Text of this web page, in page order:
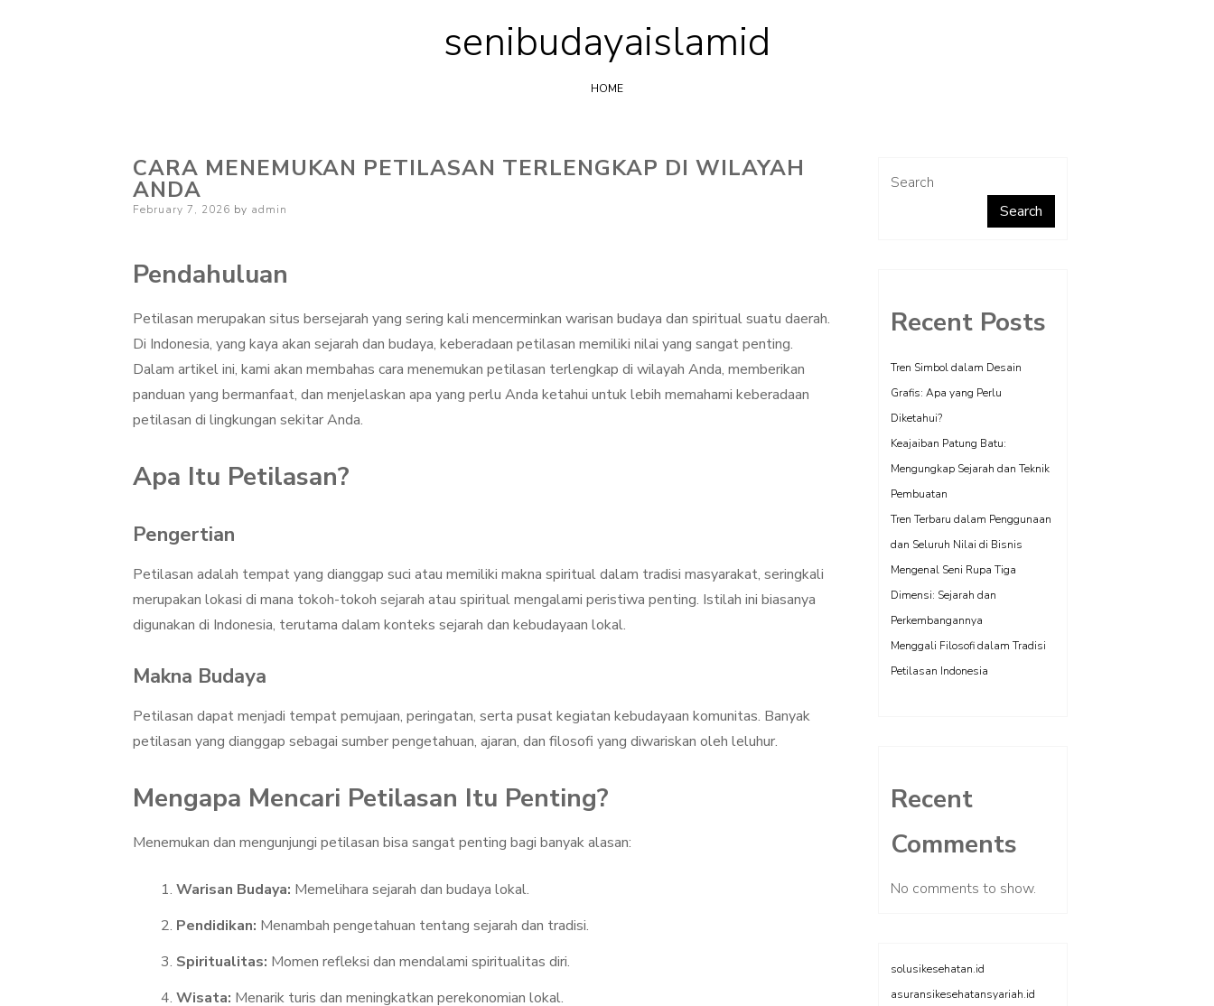
Skip
to
content
senibudayaislamid
HOME
CARA MENEMUKAN PETILASAN TERLENGKAP DI WILAYAH
ANDA
Posted
February 7, 2026 by admin
Pendahuluan
Petilasan merupakan situs bersejarah yang sering kali mencerminkan warisan budaya dan spiritual suatu daerah.
Di Indonesia, yang kaya akan sejarah dan budaya, keberadaan petilasan memiliki nilai yang sangat penting.
Dalam artikel ini, kami akan membahas cara menemukan petilasan terlengkap di wilayah Anda, memberikan
panduan yang bermanfaat, dan menjelaskan apa yang perlu Anda ketahui untuk lebih memahami keberadaan
petilasan di lingkungan sekitar Anda.
Apa Itu Petilasan?
Pengertian
Petilasan adalah tempat yang dianggap suci atau memiliki makna spiritual dalam tradisi masyarakat, seringkali
merupakan lokasi di mana tokoh-tokoh sejarah atau spiritual mengalami peristiwa penting. Istilah ini biasanya
digunakan di Indonesia, terutama dalam konteks sejarah dan kebudayaan lokal.
Makna Budaya
Petilasan dapat menjadi tempat pemujaan, peringatan, serta pusat kegiatan kebudayaan komunitas. Banyak
petilasan yang dianggap sebagai sumber pengetahuan, ajaran, dan filosofi yang diwariskan oleh leluhur.
Mengapa Mencari Petilasan Itu Penting?
Menemukan dan mengunjungi petilasan bisa sangat penting bagi banyak alasan:
Warisan Budaya: Memelihara sejarah dan budaya lokal.
Pendidikan: Menambah pengetahuan tentang sejarah dan tradisi.
Spiritualitas: Momen refleksi dan mendalami spiritualitas diri.
Wisata: Menarik turis dan meningkatkan perekonomian lokal.
Search
Search
Recent Posts
Tren Simbol dalam Desain
Grafis: Apa yang Perlu
Diketahui?
Keajaiban Patung Batu:
Mengungkap Sejarah dan Teknik
Pembuatan
Tren Terbaru dalam Penggunaan
dan Seluruh Nilai di Bisnis
Mengenal Seni Rupa Tiga
Dimensi: Sejarah dan
Perkembangannya
Menggali Filosofi dalam Tradisi
Petilasan Indonesia
Recent
Comments
No comments to show.
solusikesehatan.id
asuransikesehatansyariah.id